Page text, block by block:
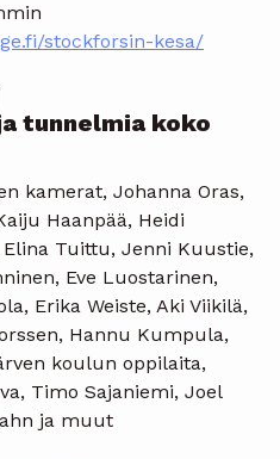
stockforsin-kesa/
tunnelmia koko
kamerat, Johanna Oras,
Haanpää, Heidi
Elina Tuittu, Jenni Kuustie,
Eve Luostarinen,
Erika Weiste, Aki Viikilä,
Hannu Kumpula,
koulun oppilaita,
Timo Sajaniemi, Joel
ja muut